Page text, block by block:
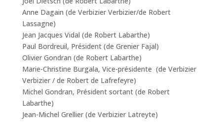
Anne Dagain (de Verbizier Verbizier/de Robert
Lassagne)
Jean Jacques Vidal (de Robert Labarthe)
Paul Bordreuil, Président (de Grenier Fajal)
Olivier Gondran (de Robert Labarthe)
Marie-Christine Burgala, Vice-présidente (de Verbizier
Verbizier / de Robert de Lafrefeyre)
Michel Gondran, Président sortant (de Robert
Labarthe)
Jean-Michel Grellier (de Verbizier Latreyte)